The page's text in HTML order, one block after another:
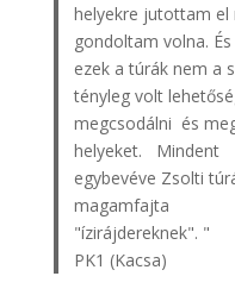
helyekre jutottam
gondoltam volna.
ezek a túrák nem a
tényleg volt
megcsodálni és
helyeket. Mindent
egybevéve Zsolti
magamfajta
"ízirájdereknek". "
PK1 (Kacsa)